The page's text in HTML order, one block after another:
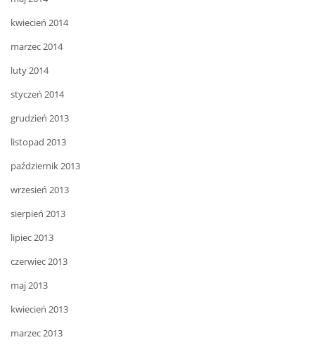
kwiecień 2014
marzec 2014
luty 2014
styczeń 2014
grudzień 2013
listopad 2013
październik 2013
wrzesień 2013
sierpień 2013
lipiec 2013
czerwiec 2013
maj 2013
kwiecień 2013
marzec 2013